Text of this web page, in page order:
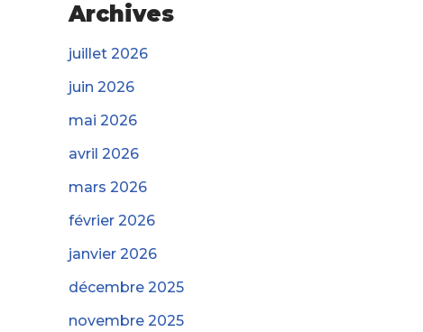
Archives
juillet 2026
juin 2026
mai 2026
avril 2026
mars 2026
février 2026
janvier 2026
décembre 2025
novembre 2025